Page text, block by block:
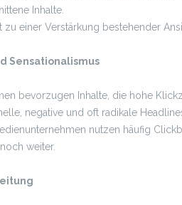
Inhalte.
zu einer Verstärkung bestehender
Sensationalismus
bevorzugen Inhalte, die hohe
negative und oft radikale
nutzen häufig
weiter.